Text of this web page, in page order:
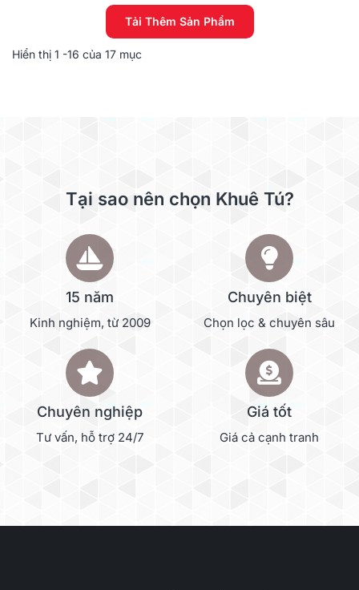
Tải Thêm Sản Phẩm
Hiển thị 1 -16 của 17 mục
Tại sao nên chọn Khuê Tú?
15 năm
Kinh nghiệm, từ 2009
Chuyên biệt
Chọn lọc & chuyên sâu
Chuyên nghiệp
Tư vấn, hỗ trợ 24/7
Giá tốt
Giá cả cạnh tranh